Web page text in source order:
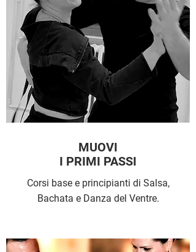
MUOVI
I PRIMI PASSI
Corsi base e principianti di Salsa,
Bachata e Danza del Ventre.